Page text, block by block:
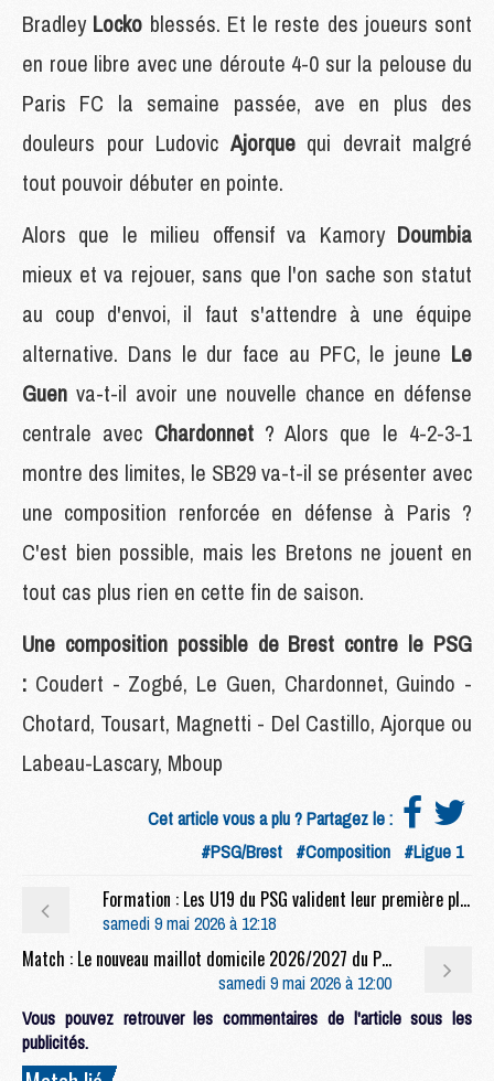
Bradley Locko blessés. Et le reste des joueurs sont
en roue libre avec une déroute 4-0 sur la pelouse du
Paris FC la semaine passée, ave en plus des
douleurs pour Ludovic Ajorque qui devrait malgré
tout pouvoir débuter en pointe.
Alors que le milieu offensif va Kamory Doumbia
mieux et va rejouer, sans que l'on sache son statut
au coup d'envoi, il faut s'attendre à une équipe
alternative. Dans le dur face au PFC, le jeune Le
Guen va-t-il avoir une nouvelle chance en défense
centrale avec Chardonnet ? Alors que le 4-2-3-1
montre des limites, le SB29 va-t-il se présenter avec
une composition renforcée en défense à Paris ?
C'est bien possible, mais les Bretons ne jouent en
tout cas plus rien en cette fin de saison.
Une composition possible de Brest contre le PSG
: Coudert - Zogbé, Le Guen, Chardonnet, Guindo -
Chotard, Tousart, Magnetti - Del Castillo, Ajorque ou
Labeau-Lascary, Mboup
Cet article vous a plu ? Partagez le :
#PSG/Brest #Composition #Ligue 1
Formation : Les U19 du PSG valident leur première place
samedi 9 mai 2026 à 12:18
Match : Le nouveau maillot domicile 2026/2027 du PSG lancé
samedi 9 mai 2026 à 12:00
Vous pouvez retrouver les commentaires de l'article sous les
publicités.